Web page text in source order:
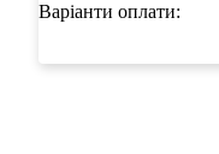
Варіанти оплати: